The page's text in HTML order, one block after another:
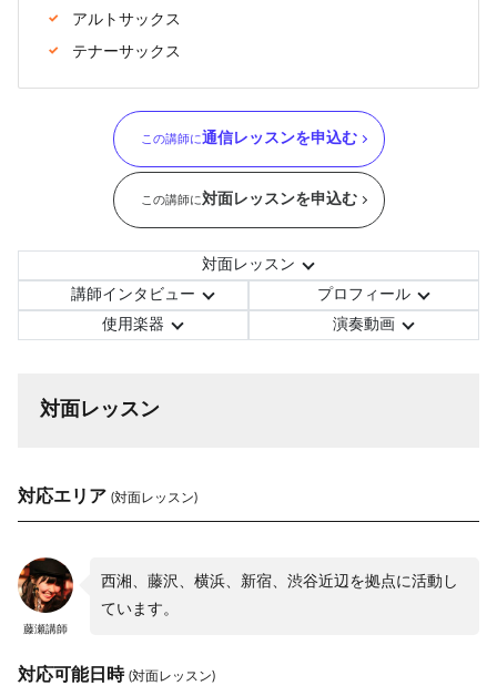
アルトサックス
テナーサックス
この講師に通信レッスンを申込む
この講師に対面レッスンを申込む
対面レッスン
講師インタビュー
プロフィール
使用楽器
演奏動画
対面レッスン
対応エリア (対面レッスン)
藤瀬講師
西湘、藤沢、横浜、新宿、渋谷近辺を拠点に活動し
ています。
対応可能日時 (対面レッスン)